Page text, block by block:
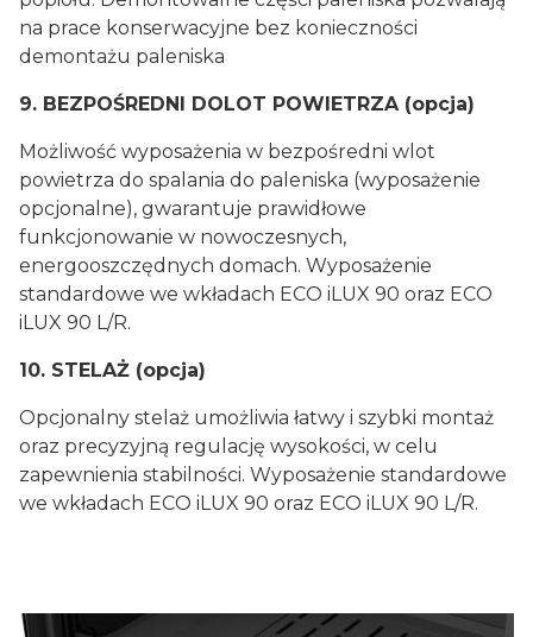
na prace konserwacyjne bez konieczności
demontażu paleniska
9. BEZPOŚREDNI DOLOT POWIETRZA (opcja)
Możliwość wyposażenia w bezpośredni wlot
powietrza do spalania do paleniska (wyposażenie
opcjonalne), gwarantuje prawidłowe
funkcjonowanie w nowoczesnych,
energooszczędnych domach. Wyposażenie
standardowe we wkładach ECO iLUX 90 oraz ECO
iLUX 90 L/R.
10. STELAŻ (opcja)
Opcjonalny stelaż umożliwia łatwy i szybki montaż
oraz precyzyjną regulację wysokości, w celu
zapewnienia stabilności. Wyposażenie standardowe
we wkładach ECO iLUX 90 oraz ECO iLUX 90 L/R.